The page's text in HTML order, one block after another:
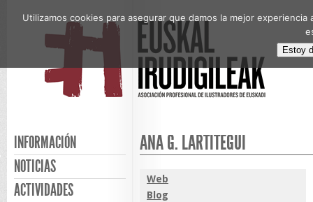
INFORMACIÓN
NOTICIAS
ACTIVIDADES
ANA G. LARTITEGUI
Web
Blog
Utilizamos cookies para asegurar que damos la mejor
Estoy